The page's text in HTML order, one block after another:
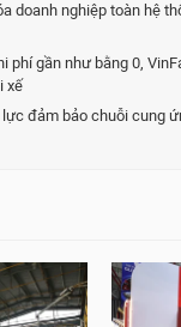
doanh nghiệp toàn hệ
phí gần như bằng 0,
xế
đảm bảo chuỗi cung